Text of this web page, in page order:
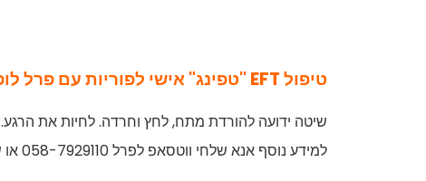
טיפול EFT "טפינג" אישי לפוריות עם פרל לופיאן
שיטה ידועה להורדת מתח, לחץ וחרדה. לחיות את הרגע. 50 שקלים למפגש.
למידע נוסף אנא שלחי ווטסאפ לפרל 058-7929110 או שלחי לה מייל: